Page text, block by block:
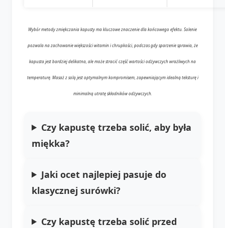
Wybór metody zmiękczania kapusty ma kluczowe znaczenie dla końcowego efektu. Solenie
pozwala na zachowanie większości witamin i chrupkości, podczas gdy sparzenie sprawia, że
kapusta jest bardziej delikatna, ale może stracić część wartości odżywczych wrażliwych na
temperaturę. Masaż z solą jest optymalnym kompromisem, zapewniającym idealną teksturę i
minimalną utratę składników odżywczych.
Czy kapustę trzeba solić, aby była
miękka?
Jaki ocet najlepiej pasuje do
klasycznej surówki?
Czy kapustę trzeba solić przed